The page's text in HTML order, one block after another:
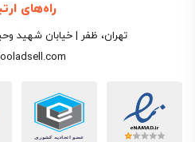
راه‌های
تهران، ظفر | خیابان شهید